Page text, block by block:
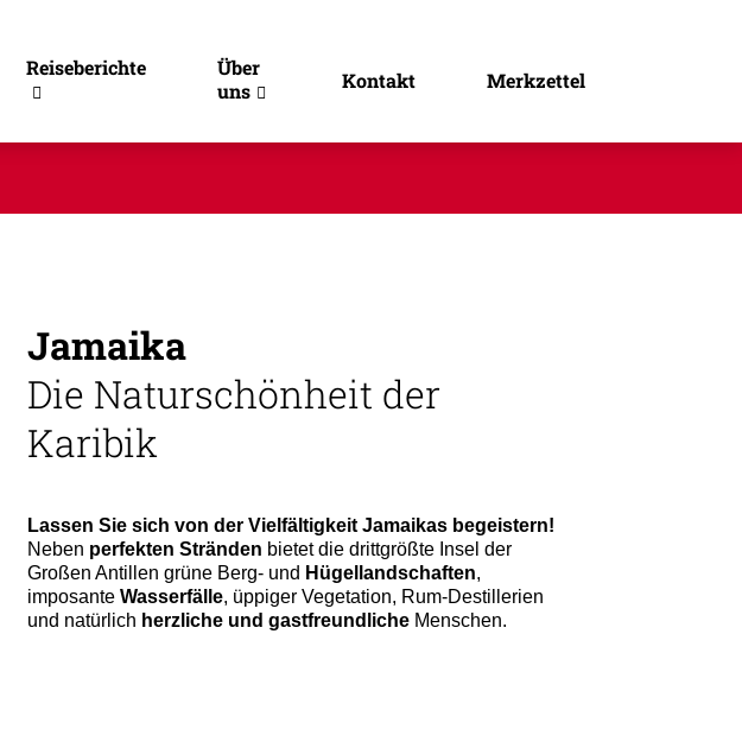
Reiseberichte
Über
uns
Kontakt Merkzettel
Jamaika
Die Naturschönheit der
Karibik
Lassen Sie sich von der Vielfältigkeit Jamaikas begeistern!
Neben perfekten Stränden bietet die drittgrößte Insel der
Großen Antillen grüne Berg- und Hügellandschaften,
imposante Wasserfälle, üppiger Vegetation, Rum-Destillerien
und natürlich herzliche und gastfreundliche Menschen.